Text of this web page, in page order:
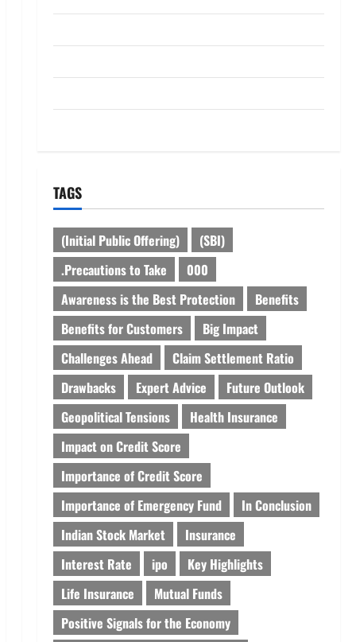
TAGS
(Initial Public Offering)
(SBI)
.Precautions to Take
000
Awareness is the Best Protection
Benefits
Benefits for Customers
Big Impact
Challenges Ahead
Claim Settlement Ratio
Drawbacks
Expert Advice
Future Outlook
Geopolitical Tensions
Health Insurance
Impact on Credit Score
Importance of Credit Score
Importance of Emergency Fund
In Conclusion
Indian Stock Market
Insurance
Interest Rate
ipo
Key Highlights
Life Insurance
Mutual Funds
Positive Signals for the Economy